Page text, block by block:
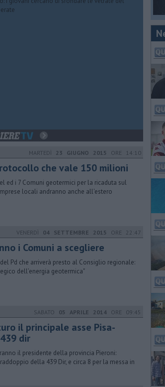
MARTEDÌ 23 GIUGNO 2015 ORE 14:10
che vale 150 milioni
ed i 7 Comuni geotermici per la ricaduta sul
locali andranno anche all'estero
VENERDÌ 04 SETTEMBRE 2015 ORE 22:47
i Comuni a scegliere
Pd che arriverà presto al Consiglio regionale:
dell’energia geotermica"
SABATO 05 APRILE 2014 ORE 09:45
il principale asse Pisa-
dir
il presidente della provincia Pieroni:
della 439 Dir, e circa 8 per la messa in